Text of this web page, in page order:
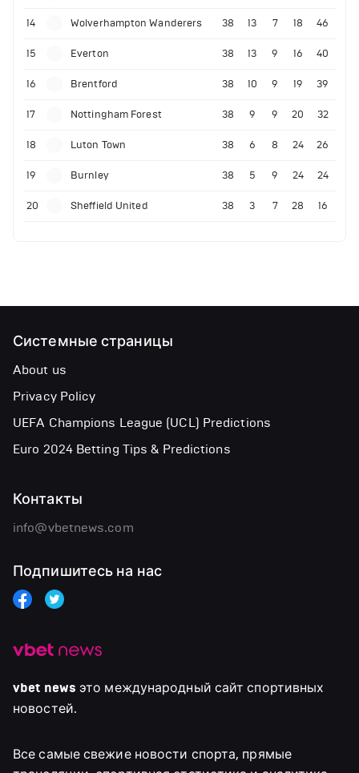
14 Wolverhampton Wanderers 38 13 7 18 46
15 Everton 38 13 9 16 40
16 Brentford 38 10 9 19 39
17 Nottingham Forest 38 9 9 20 32
18 Luton Town 38 6 8 24 26
19 Burnley 38 5 9 24 24
20 Sheffield United 38 3 7 28 16
vbet news это международный сайт спортивных
новостей.
Все самые свежие новости спорта, прямые
Системные страницы
About us
Privacy Policy
UEFA Champions League (UCL) Predictions
Euro 2024 Betting Tips & Predictions
Контакты
info@vbetnews.com
Подпишитесь на нас